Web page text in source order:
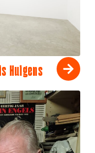
Huigens